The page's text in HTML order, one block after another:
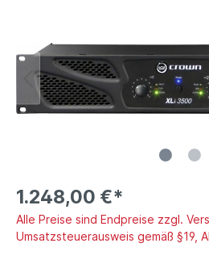
1.248,00 €*
Alle Preise sind Endpreise zzgl.
Umsatzsteuerausweis gemäß §19,